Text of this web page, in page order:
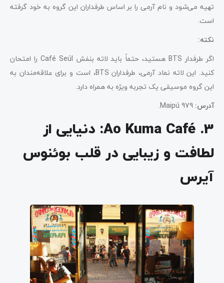
تهیه می‌شود و نام آرمی را بر اساس طرفداران این گروه به خود گرفته
است.
نکته:
اگر طرفدار BTS هستید، حتماً باید لاته بنفش Café Seúl را امتحان
کنید. این لاته نماد آرمی، طرفداران BTS، است و برای علاقه‌مندان به
این گروه موسیقی یک تجربه ویژه به همراه دارد.
آدرس:
3. Ao Kuma Café: دنیایی از
لطافت و زیبایی در قلب بوئنوس
آیرس